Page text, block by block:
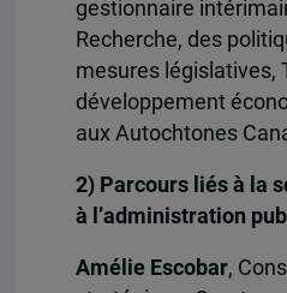
gestionnaire
Recherche, des
mesures législatives,
développement
aux Autochtones
2) Parcours liés à la
à l’administration
Amélie Escobar,